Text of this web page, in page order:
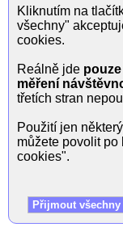
Kliknutím na
všechny"
cookies.
Reálně jde
měření
třetích stran
Použití jen
můžete povolit
cookies".
Přijmout všechny